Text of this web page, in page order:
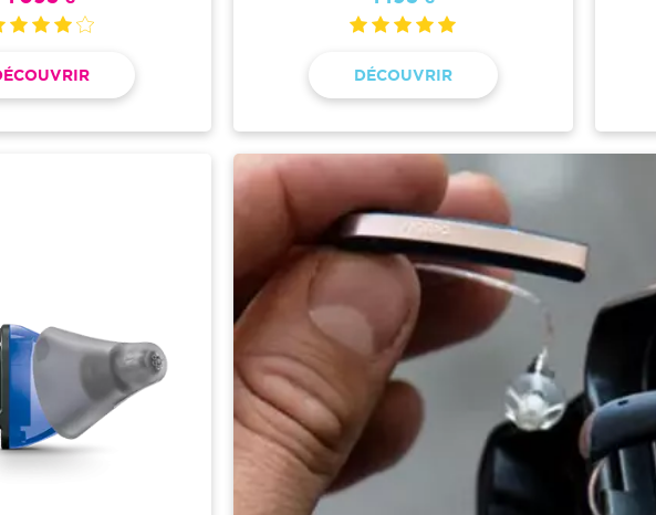
DÉCOUVRIR
Image